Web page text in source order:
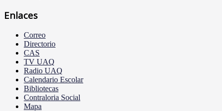
Enlaces
Correo
Directorio
CAS
TV UAQ
Radio UAQ
Calendario Escolar
Bibliotecas
Contraloria Social
Mapa